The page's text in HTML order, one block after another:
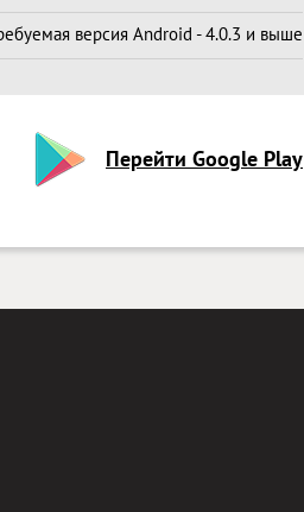
версия Android - 4.0.3 и выше
Перейти Google Play